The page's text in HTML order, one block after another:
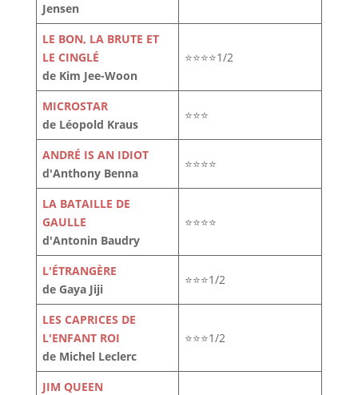
Jensen
LE BON, LA BRUTE ET
LE CINGLÉ
de Kim Jee-Woon
⭐⭐⭐⭐1/2
MICROSTAR
de Léopold Kraus
⭐⭐⭐
ANDRÉ IS AN IDIOT
d'Anthony Benna
⭐⭐⭐⭐
LA BATAILLE DE
GAULLE
d'Antonin Baudry
⭐⭐⭐⭐
L'ÉTRANGÈRE
de Gaya Jiji
⭐⭐⭐1/2
LES CAPRICES DE
L'ENFANT ROI
de Michel Leclerc
⭐⭐⭐1/2
JIM QUEEN